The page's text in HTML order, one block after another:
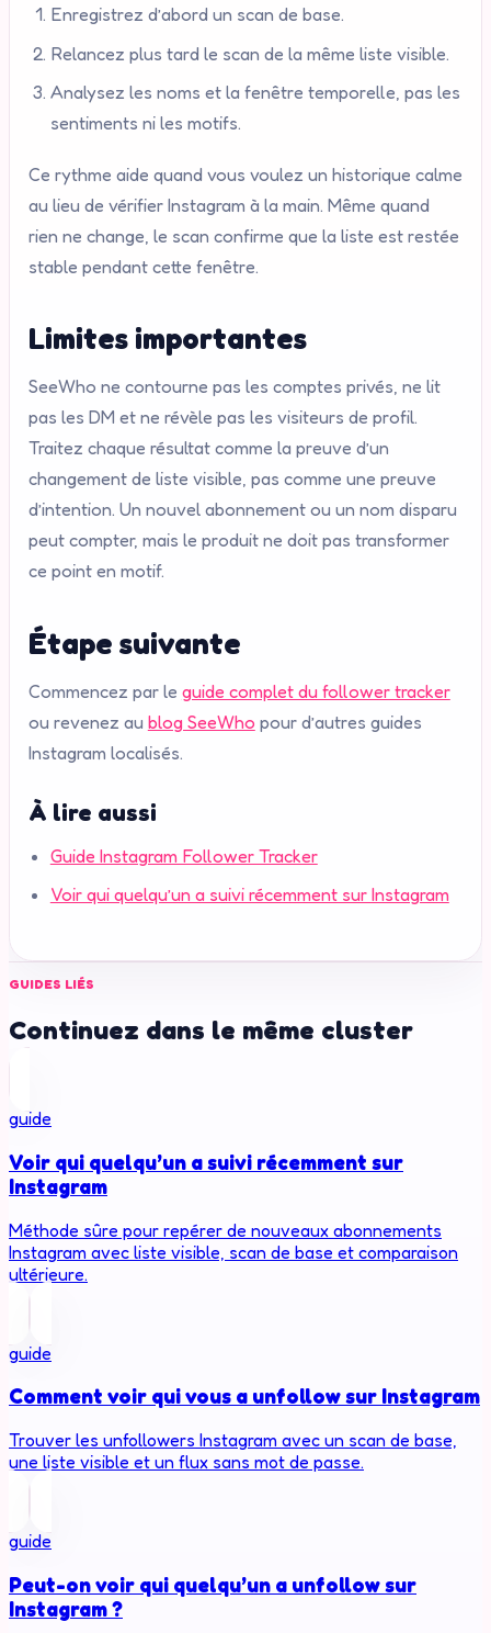
Enregistrez d’abord un scan de base.
Relancez plus tard le scan de la même liste visible.
Analysez les noms et la fenêtre temporelle, pas les
sentiments ni les motifs.
Ce rythme aide quand vous voulez un historique calme
au lieu de vérifier Instagram à la main. Même quand
rien ne change, le scan confirme que la liste est restée
stable pendant cette fenêtre.
Limites importantes
SeeWho ne contourne pas les comptes privés, ne lit
pas les DM et ne révèle pas les visiteurs de profil.
Traitez chaque résultat comme la preuve d’un
changement de liste visible, pas comme une preuve
d’intention. Un nouvel abonnement ou un nom disparu
peut compter, mais le produit ne doit pas transformer
ce point en motif.
Étape suivante
Commencez par le guide complet du follower tracker
ou revenez au blog SeeWho pour d’autres guides
Instagram localisés.
À lire aussi
Guide Instagram Follower Tracker
Voir qui quelqu’un a suivi récemment sur Instagram
GUIDES LIÉS
Continuez dans le même cluster
guide
Voir qui quelqu’un a suivi récemment sur
Instagram
Méthode sûre pour repérer de nouveaux abonnements
Instagram avec liste visible, scan de base et comparaison
ultérieure.
guide
Comment voir qui vous a unfollow sur Instagram
Trouver les unfollowers Instagram avec un scan de base,
une liste visible et un flux sans mot de passe.
guide
Peut-on voir qui quelqu’un a unfollow sur
Instagram ?